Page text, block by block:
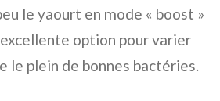
le yaourt en mode « boost »
option pour varier
le plein de bonnes bactéries.